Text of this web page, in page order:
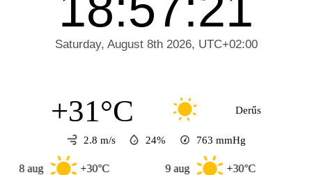
+31°C Derűs
2.8 m/s 24% 763 mmHg
+30°C +30°C